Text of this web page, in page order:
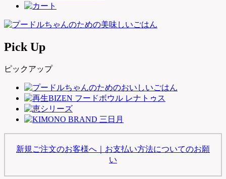
Pick Up
ピックアップ
新規ご注文のお客様へ｜お支払い方法についてのお願
い